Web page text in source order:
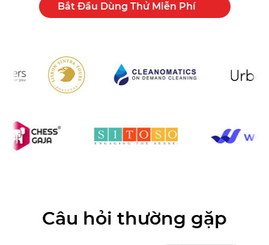
Bắt Đầu Dùng Thử Miễn Phí
Câu hỏi thường gặp